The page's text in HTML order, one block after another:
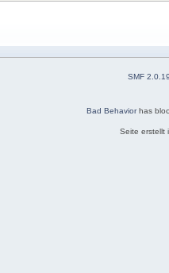
SMF
Bad Behaviorhas
Seite erstellt